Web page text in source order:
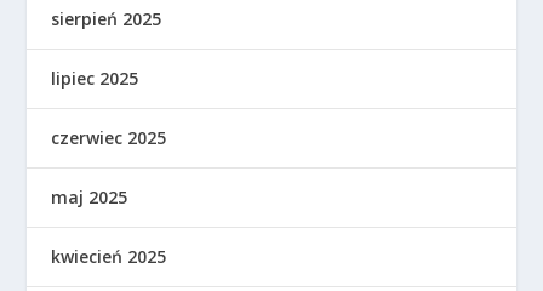
sierpień 2025
lipiec 2025
czerwiec 2025
maj 2025
kwiecień 2025